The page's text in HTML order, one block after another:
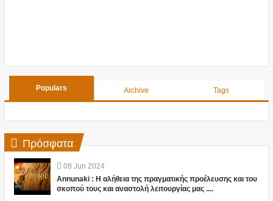
Populars Archive Tags
Πρόσφατα
08 Jun 2024
Annunaki : Η αλήθεια της πραγματικής προέλευσης και του
σκοπού τους και αναστολή λειτουργίας μας ....